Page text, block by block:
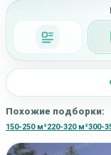
Подробно
Похожие подборки:
150-250 м²220-320 м²300-